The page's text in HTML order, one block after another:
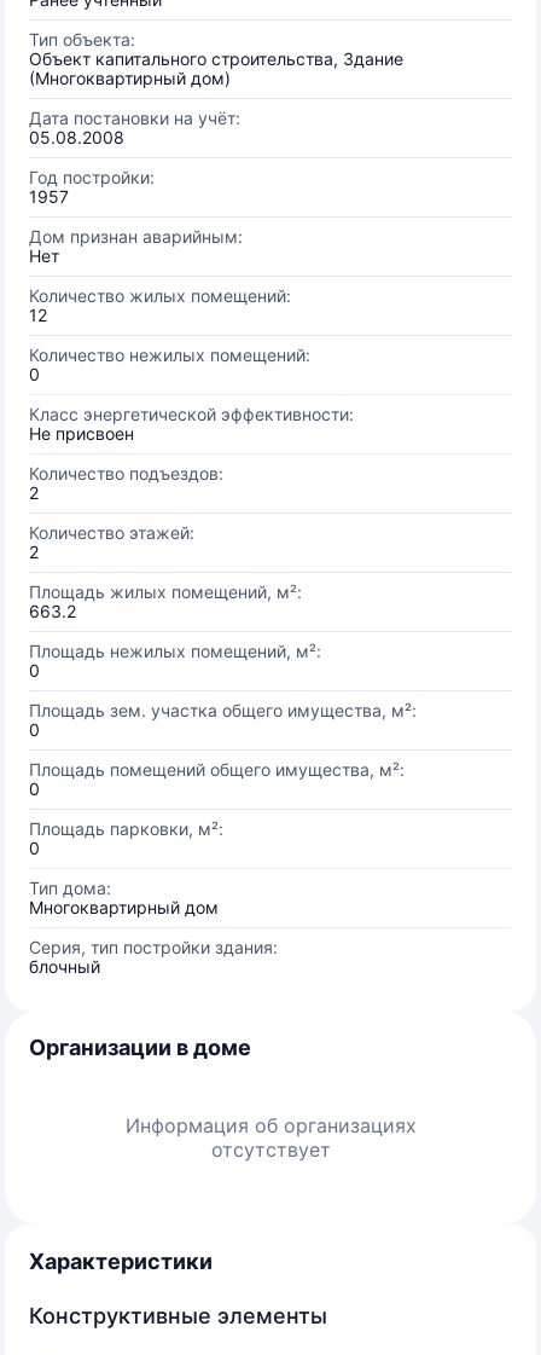
Тип объекта:
Объект капитального строительства, Здание
(Многоквартирный дом)
Дата постановки на учёт:
05.08.2008
Год постройки:
1957
Дом признан аварийным:
Нет
Количество жилых помещений:
12
Количество нежилых помещений:
0
Класс энергетической эффективности:
Не присвоен
Количество подъездов:
2
Количество этажей:
2
Площадь жилых помещений, м²:
663.2
Площадь нежилых помещений, м²:
0
Площадь зем. участка общего имущества, м²:
0
Площадь помещений общего имущества, м²:
0
Площадь парковки, м²:
0
Тип дома:
Многоквартирный дом
Серия, тип постройки здания:
блочный
Организации в доме
Информация об организациях
отсутствует
Характеристики
Конструктивные элементы